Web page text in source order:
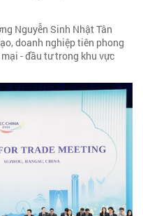
Nguyễn Sinh Nhật Tân
doanh nghiệp tiên phong
- đầu tư trong khu vực